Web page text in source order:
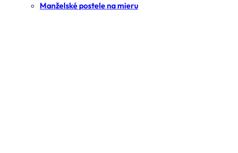
Manželské postele na mieru